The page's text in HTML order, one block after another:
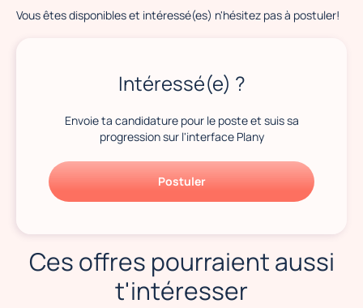
Vous êtes disponibles et intéressé(es) n'hésitez pas à postuler!
Intéressé(e) ?
Envoie ta candidature pour le poste et suis sa
progression sur l'interface Plany
Postuler
Ces offres pourraient aussi
t'intéresser